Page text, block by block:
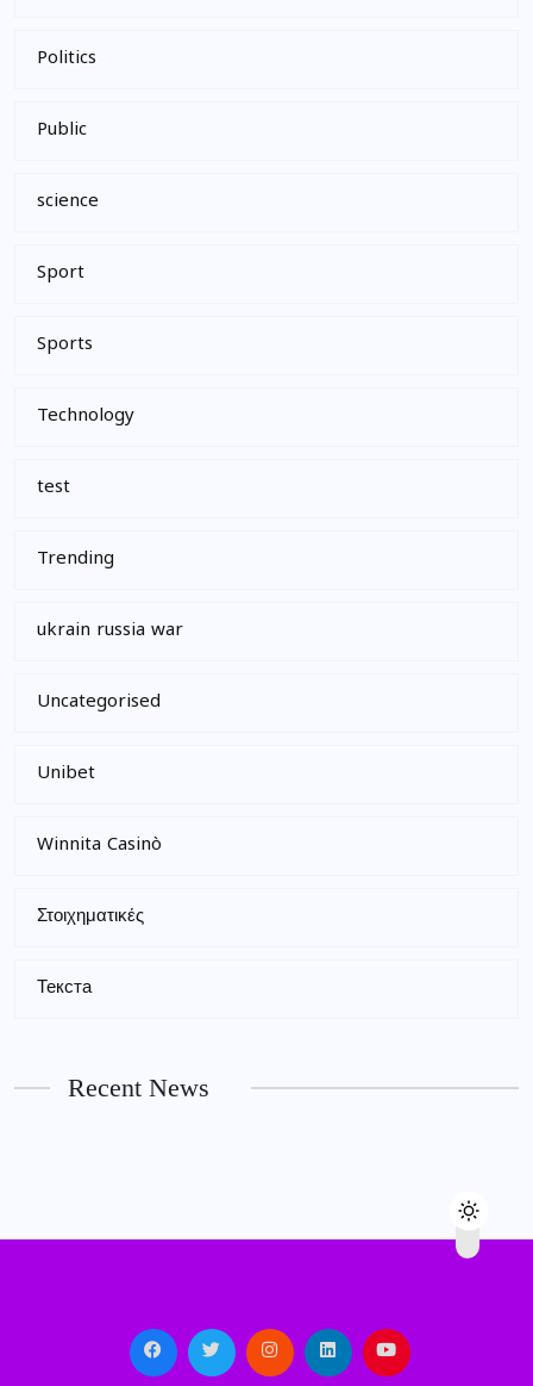
Politics
Public
science
Sport
Sports
Technology
test
Trending
ukrain russia war
Uncategorised
Unibet
Winnita Casinò
Στοιχηματικές
Текста
Recent News